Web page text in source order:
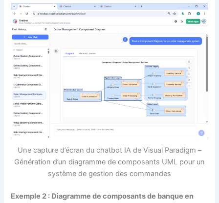
Une capture d’écran du chatbot IA de Visual Paradigm –
Génération d’un diagramme de composants UML pour un
système de gestion des commandes
Exemple 2 : Diagramme de composants de banque en